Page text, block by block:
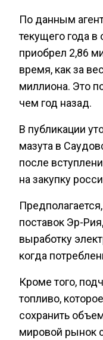
По данным
текущего года
приобрел 2,86
время, как за
миллиона. Это
чем год назад.
В публикации
мазута в
после
на закупку
поставок Эр-
выработку
когда
Кроме того,
топливо,
сохранить
мировой рынок